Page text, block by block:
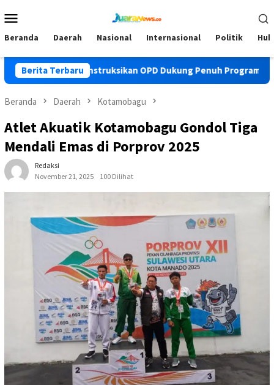
ke
Mobile
Beranda Daerah Nasional Internasional Politik
Berita Terbaru
Yusra Instruksikan OPD Dukung Penuh Program PKK
Beranda Daerah Kotamobagu
Atlet Akuatik Kotamobagu Gondol Tiga
Mendali Emas di Porprov 2025
Redaksi
November 21, 2025
100 Dilihat